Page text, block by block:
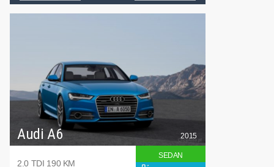
Audi A6
2.0 TDI 190 KM
2015
SEDAN